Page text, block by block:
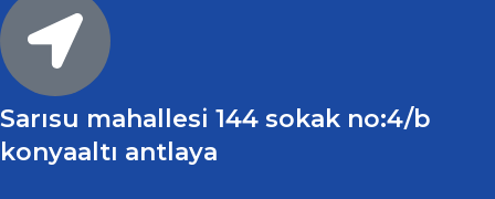
Sarısu mahallesi 144 sokak no:4/b
konyaaltı antlaya